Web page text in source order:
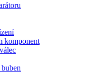
komponent